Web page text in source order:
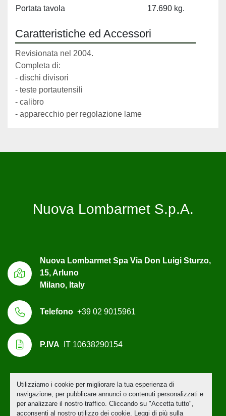
Utilizziamo i cookie per migliorare la tua esperienza di
navigazione, per pubblicare annunci o contenuti personalizzati e
per analizzare il nostro traffico. Cliccando su "Accetta tutto",
acconsenti al nostro utilizzo dei cookie. Leggi di più sulla
Portata tavola
17.690 kg.
Caratteristiche ed Accessori
Revisionata nel 2004.
Completa di:
- dischi divisori
- teste portautensili
- calibro
- apparecchio per regolazione lame
Nuova Lombarmet S.p.A.
Nuova Lombarmet Spa Via Don Luigi Sturzo,
15, Arluno
Milano, Italy
Telefono +39 02 9015961
P.IVA IT 10638290154
Personalizza le preferenze sui Cookies